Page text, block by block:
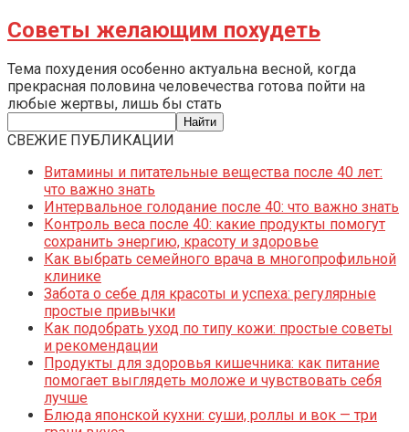
Советы желающим похудеть
Тема похудения особенно актуальна весной, когда
прекрасная половина человечества готова пойти на
любые жертвы, лишь бы стать
СВЕЖИЕ ПУБЛИКАЦИИ
Витамины и питательные вещества после 40 лет:
что важно знать
Интервальное голодание после 40: что важно знать
Контроль веса после 40: какие продукты помогут
сохранить энергию, красоту и здоровье
Как выбрать семейного врача в многопрофильной
клинике
Забота о себе для красоты и успеха: регулярные
простые привычки
Как подобрать уход по типу кожи: простые советы
и рекомендации
Продукты для здоровья кишечника: как питание
помогает выглядеть моложе и чувствовать себя
лучше
Блюда японской кухни: суши, роллы и вок — три